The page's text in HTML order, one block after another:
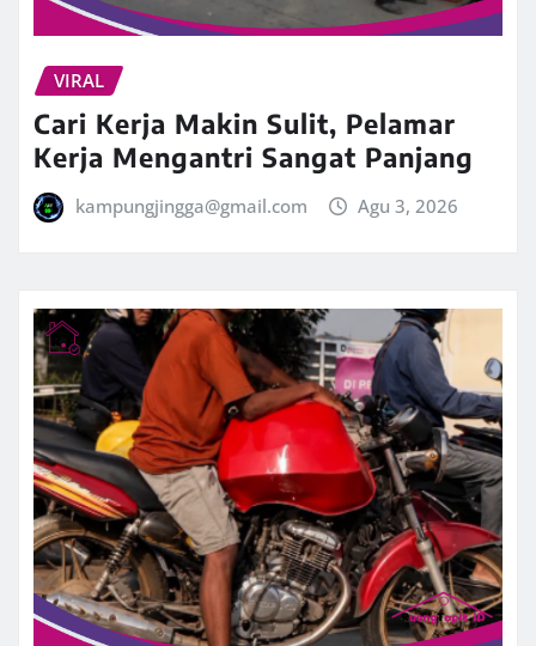
VIRAL
Cari Kerja Makin Sulit, Pelamar
Kerja Mengantri Sangat Panjang
kampungjingga@gmail.com Agu 3, 2026